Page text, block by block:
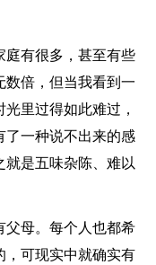
庭有很多，甚至有些
数倍，但当我看到一
里过得如此难过，
了一种说不出来的感
是五味杂陈、难以
父母。每个人也都希
，可现实中就确实有